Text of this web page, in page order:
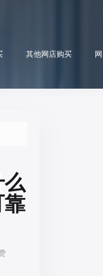
其他网店购买